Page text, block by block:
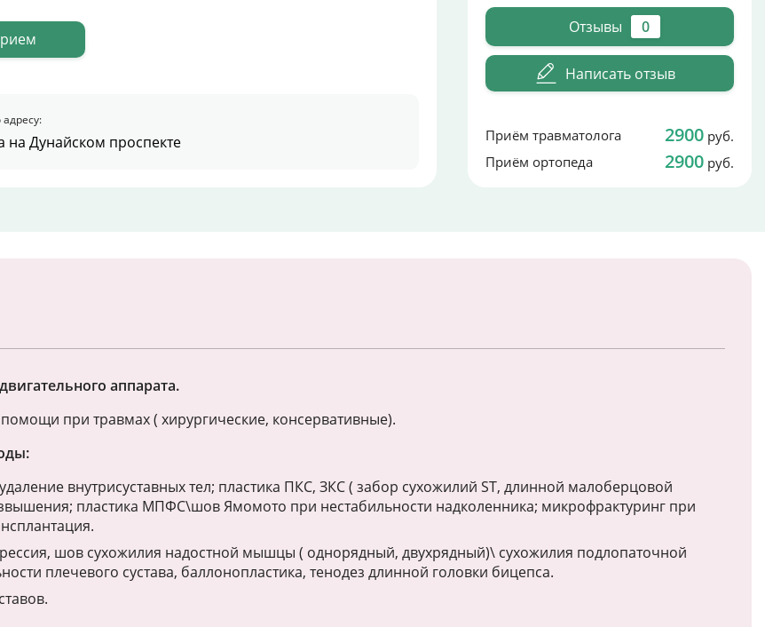
на Дунайском проспекте
Отзывы 0
Написать отзыв
Приём травматолога 2900 руб.
Приём ортопеда
2900 руб.
аппарата.
при травмах ( хирургические, консервативные).
внутрисуставных тел; пластика ПКС, ЗКС ( забор сухожилий ST, длинной малоберцовой
пластика МПФС\шов Ямомото при нестабильности надколенника; микрофрактуринг при
шов сухожилия надостной мышцы ( однорядный, двухрядный)\ сухожилия подлопаточной
плечевого сустава, баллонопластика, тенодез длинной головки бицепса.
Цены
Контакты
Личный кабинет